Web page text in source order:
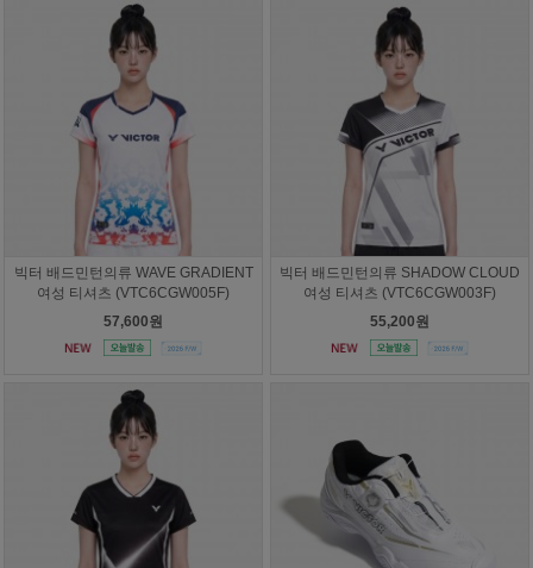
빅터 배드민턴의류 WAVE GRADIENT
여성 티셔츠 (VTC6CGW005F)
57,600원
빅터 배드민턴의류 SHADOW CLOUD
여성 티셔츠 (VTC6CGW003F)
55,200원